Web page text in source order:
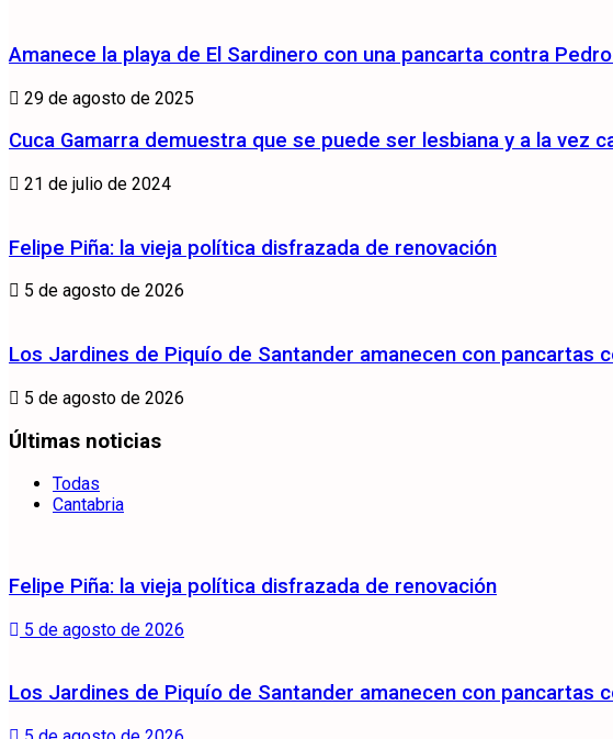
Amanece la playa de El Sardinero con una pancarta contra
29 de agosto de 2025
Cuca Gamarra demuestra que se puede ser lesbiana y a la vez
21 de julio de 2024
Felipe Piña: la vieja política disfrazada de renovación
5 de agosto de 2026
Los Jardines de Piquío de Santander amanecen con pancartas
5 de agosto de 2026
Últimas noticias
Todas
Cantabria
Felipe Piña: la vieja política disfrazada de renovación
5 de agosto de 2026
Los Jardines de Piquío de Santander amanecen con pancartas